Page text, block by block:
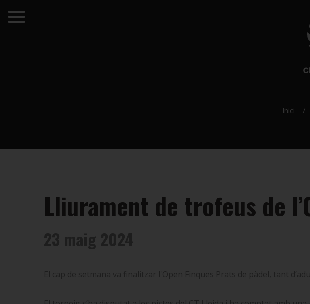
Inici
Lliurament de trofeus de